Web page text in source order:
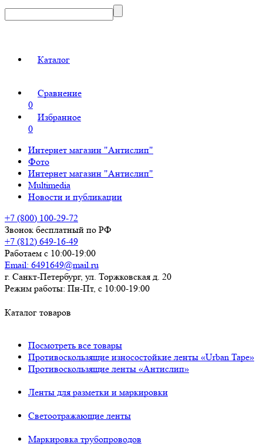
Каталог
Сравнение
0
Избранное
0
Интернет магазин "Антислип"
Фото
Интернет магазин "Антислип"
Multimedia
Новости и публикации
+7 (800) 100-29-72
Звонок бесплатный по РФ
+7 (812) 649-16-49
Работаем с 10:00-19:00
Email: 6491649@mail.ru
г. Санкт-Петербург, ул. Торжковская д. 20
Режим работы: Пн-Пт, с 10:00-19:00
Каталог товаров
Посмотреть все товары
Противоскользящие износостойкие ленты «Urban Tape»
Противоскользящие ленты «Антислип»
Ленты для разметки и маркировки
Светоотражающие ленты
Маркировка трубопроводов